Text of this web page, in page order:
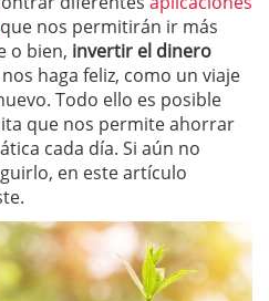
que nos permitirán ir más
o bien, invertir el dinero
haga feliz, como un viaje
Todo ello es posible
que nos permite ahorrar
cada día. Si aún no
en este artículo